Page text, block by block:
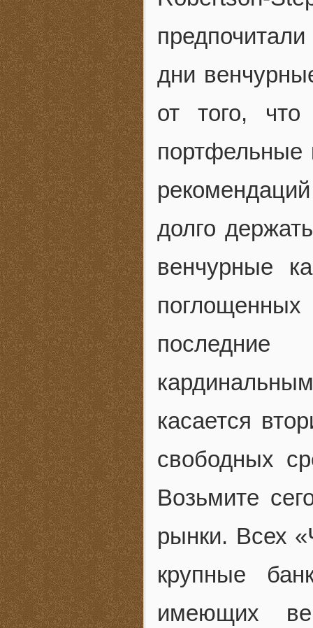
дни
от того,
портфельные
долго
венчурные
касается
свободных
Возьмите
рынки. Всех
крупные
имеющих